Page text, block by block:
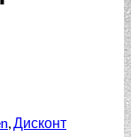
,Дисконт